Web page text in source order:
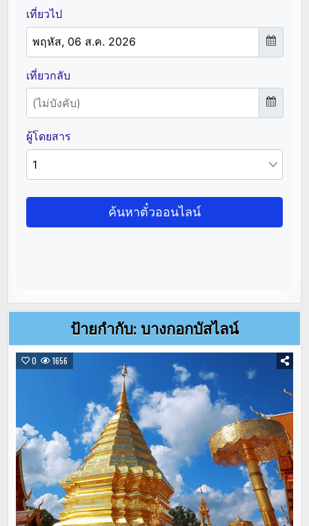
ป้ายกำกับ: บางกอกบัสไลน์
0 1656